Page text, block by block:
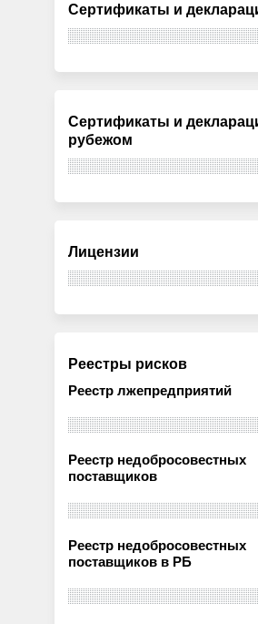
Сертификаты и
Сертификаты и
рубежом
Лицензии
Реестры рисков
Реестр лжепредприятий
Реестр недобросовестных
поставщиков
Реестр недобросовестных
поставщиков в РБ